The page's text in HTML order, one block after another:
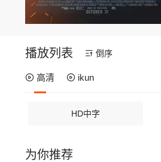
播放列表 倒序
高清 ikun
HD中字
为你推荐